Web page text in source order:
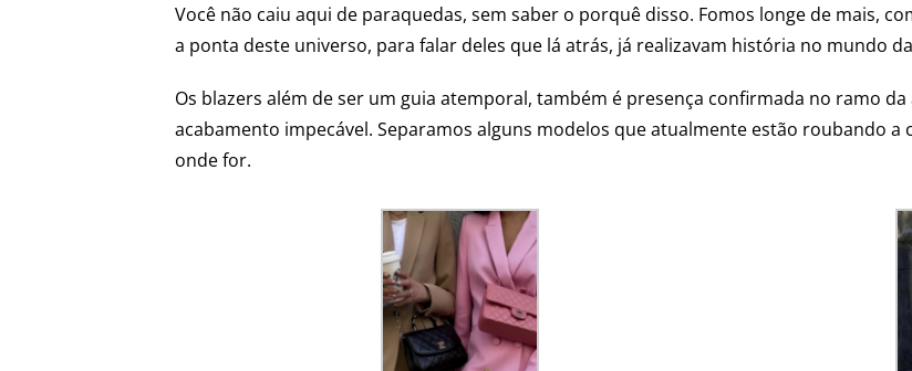
Você não caiu aqui de paraquedas, sem saber o porquê disso. Fomos longe de mais,
a ponta deste universo, para falar deles que lá atrás, já realizavam história no mundo
Os blazers além de ser um guia atemporal, também é presença confirmada no ramo
acabamento impecável. Separamos alguns modelos que atualmente estão roubando a
onde for.